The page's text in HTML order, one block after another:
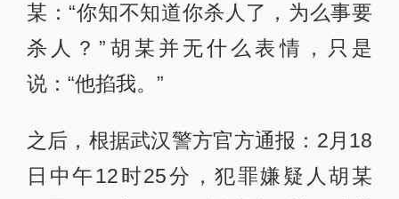
某：“你知不知道你杀人了，为么事要
杀人？”胡某并无什么表情，只是
说：“他掐我。”
之后，根据武汉警方官方通报：2月18
日中午12时25分，犯罪嫌疑人胡某